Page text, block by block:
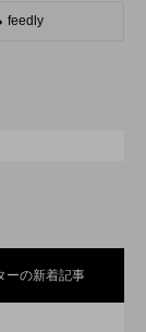
feedly
ーの新着記事